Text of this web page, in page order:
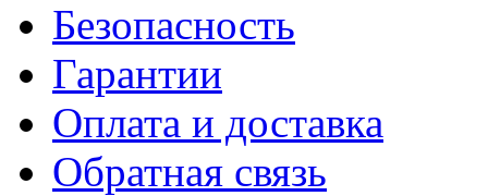
Безопасность
Гарантии
Оплата и доставка
Обратная связь